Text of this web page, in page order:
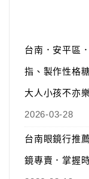
台南．安平區
指、製作性格
大人小孩不亦
2026-03-28
台南眼鏡行推
鏡專賣．掌握